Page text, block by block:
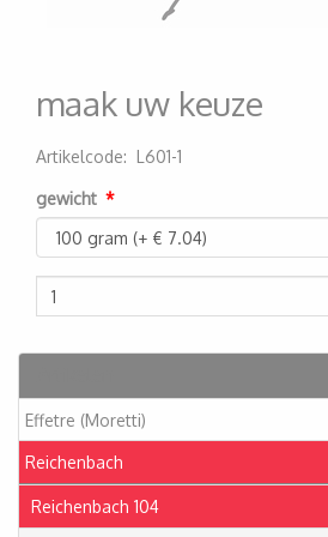
Effetre (Moretti)
Reichenbach
Reichenbach 104
maak uw keuze
Artikelcode: L601-1
gewicht